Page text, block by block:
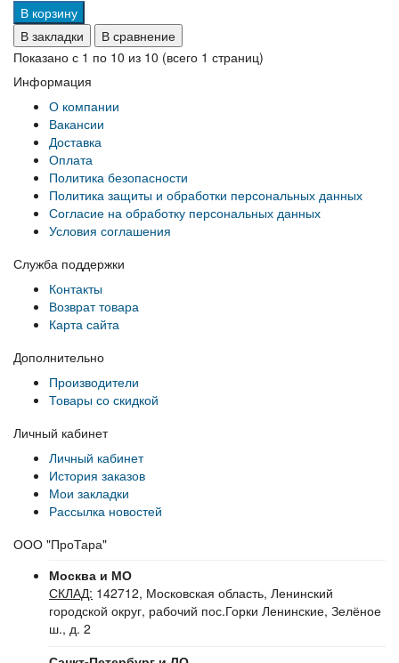
В корзину
В закладки
В сравнение
Показано с 1 по 10 из 10 (всего 1 страниц)
Информация
О компании
Вакансии
Доставка
Оплата
Политика безопасности
Политика защиты и обработки персональных данных
Согласие на обработку персональных данных
Условия соглашения
Служба поддержки
Контакты
Возврат товара
Карта сайта
Дополнительно
Производители
Товары со скидкой
Личный кабинет
Личный кабинет
История заказов
Мои закладки
Рассылка новостей
ООО "ПроТара"
Москва и МО
СКЛАД: 142712, Московская область, Ленинский
городской округ, рабочий пос.Горки Ленинские, Зелёное
ш., д. 2